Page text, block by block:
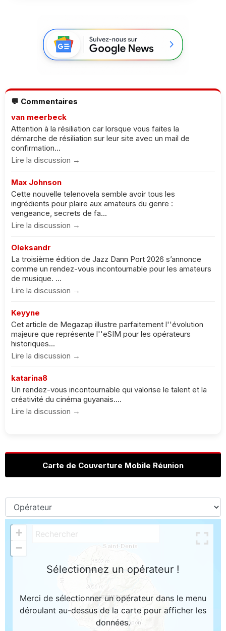
💬 Commentaires
van meerbeck
Attention à la résiliation car lorsque vous faites la
démarche de résiliation sur leur site avec un mail de
confirmation...
Lire la discussion →
Max Johnson
Cette nouvelle telenovela semble avoir tous les
ingrédients pour plaire aux amateurs du genre :
vengeance, secrets de fa...
Lire la discussion →
Oleksandr
La troisième édition de Jazz Dann Port 2026 s’annonce
comme un rendez-vous incontournable pour les amateurs
de musique. ...
Lire la discussion →
Keyyne
Cet article de Megazap illustre parfaitement l''évolution
majeure que représente l''eSIM pour les opérateurs
historiques...
Lire la discussion →
katarina8
Un rendez-vous incontournable qui valorise le talent et la
créativité du cinéma guyanais....
Lire la discussion →
Carte de Couverture Mobile Réunion